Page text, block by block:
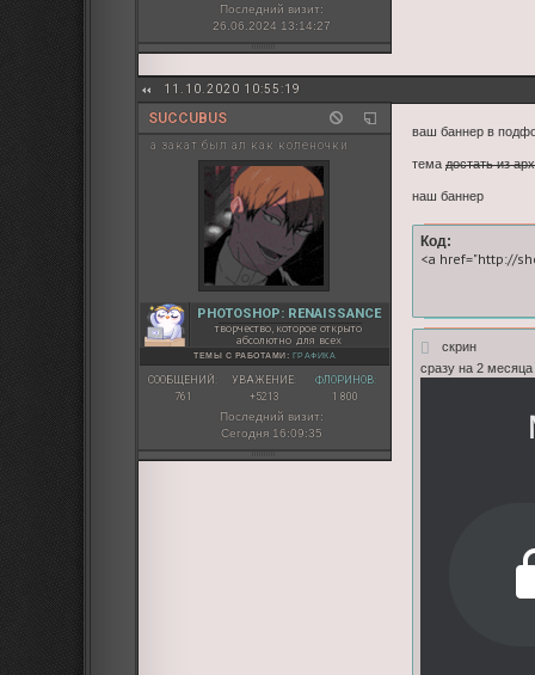
Последний визит:
26.06.2024 13:14:27
11.10.2020 10:55:19
SUCCUBUS
а закат был ал как коленочки
PHOTOSHOP: RENAISSANCE
творчество, которое открыто
абсолютно для всех
ТЕМЫ С РАБОТАМИ: ГРАФИКА
СООБЩЕНИЙ:
761
УВАЖЕНИЕ:
+5213
ФЛОРИНОВ:
1 800
Последний визит:
Сегодня 16:09:35
ваш баннер в
тема достать из
наш баннер
Код:
<a href="http://
скрин
сразу на 2 месяца